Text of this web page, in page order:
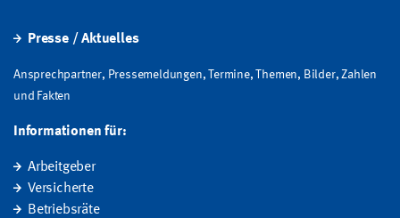
Presse / Aktuelles
Ansprechpartner, Pressemeldungen, Termine, Themen, Bilder, Zahlen
und Fakten
Informationen für:
Arbeitgeber
Versicherte
Betriebsräte